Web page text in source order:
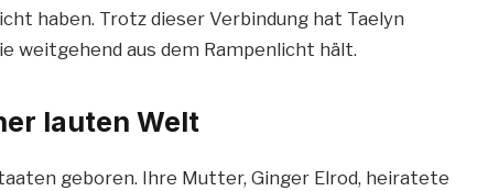
haben. Trotz dieser Verbindung hat Taelyn
weitgehend aus dem Rampenlicht hält.
lauten Welt
geboren. Ihre Mutter, Ginger Elrod, heiratete